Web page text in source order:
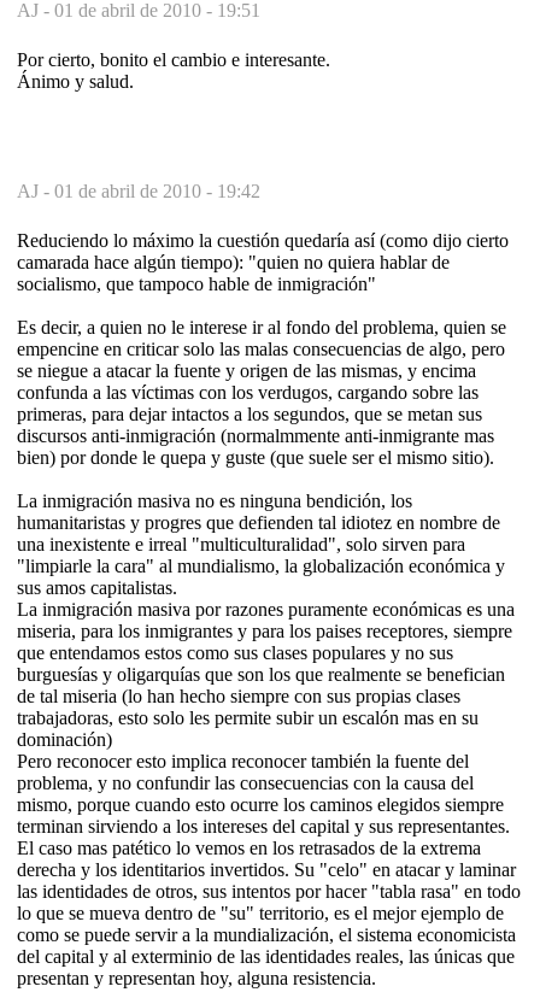
AJ - 01 de abril de 2010 - 19:51
Por cierto, bonito el cambio e interesante.
Ánimo y salud.
AJ - 01 de abril de 2010 - 19:42
Reduciendo lo máximo la cuestión quedaría así (como dijo cierto
camarada hace algún tiempo): "quien no quiera hablar de
socialismo, que tampoco hable de inmigración"
Es decir, a quien no le interese ir al fondo del problema, quien se
empencine en criticar solo las malas consecuencias de algo, pero
se niegue a atacar la fuente y origen de las mismas, y encima
confunda a las víctimas con los verdugos, cargando sobre las
primeras, para dejar intactos a los segundos, que se metan sus
discursos anti-inmigración (normalmmente anti-inmigrante mas
bien) por donde le quepa y guste (que suele ser el mismo sitio).
La inmigración masiva no es ninguna bendición, los
humanitaristas y progres que defienden tal idiotez en nombre de
una inexistente e irreal "multiculturalidad", solo sirven para
"limpiarle la cara" al mundialismo, la globalización económica y
sus amos capitalistas.
La inmigración masiva por razones puramente económicas es una
miseria, para los inmigrantes y para los paises receptores, siempre
que entendamos estos como sus clases populares y no sus
burguesías y oligarquías que son los que realmente se benefician
de tal miseria (lo han hecho siempre con sus propias clases
trabajadoras, esto solo les permite subir un escalón mas en su
dominación)
Pero reconocer esto implica reconocer también la fuente del
problema, y no confundir las consecuencias con la causa del
mismo, porque cuando esto ocurre los caminos elegidos siempre
terminan sirviendo a los intereses del capital y sus representantes.
El caso mas patético lo vemos en los retrasados de la extrema
derecha y los identitarios invertidos. Su "celo" en atacar y laminar
las identidades de otros, sus intentos por hacer "tabla rasa" en todo
lo que se mueva dentro de "su" territorio, es el mejor ejemplo de
como se puede servir a la mundialización, el sistema economicista
del capital y al exterminio de las identidades reales, las únicas que
presentan y representan hoy, alguna resistencia.